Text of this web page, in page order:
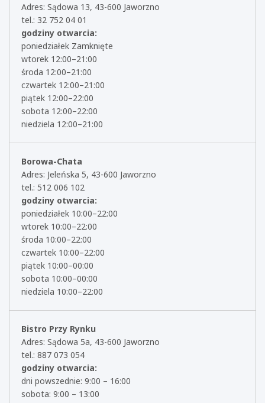
Adres: Sądowa 13, 43-600 Jaworzno
tel.: 32 752 04 01
godziny otwarcia:
poniedziałek Zamknięte
wtorek 12:00–21:00
środa 12:00–21:00
czwartek 12:00–21:00
piątek 12:00–22:00
sobota 12:00–22:00
niedziela 12:00–21:00
Borowa-Chata
Adres: Jeleńska 5, 43-600 Jaworzno
tel.: 512 006 102
godziny otwarcia:
poniedziałek 10:00–22:00
wtorek 10:00–22:00
środa 10:00–22:00
czwartek 10:00–22:00
piątek 10:00–00:00
sobota 10:00–00:00
niedziela 10:00–22:00
Bistro Przy Rynku
Adres: Sądowa 5a, 43-600 Jaworzno
tel.: 887 073 054
godziny otwarcia:
dni powszednie: 9:00 – 16:00
sobota: 9:00 – 13:00